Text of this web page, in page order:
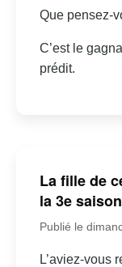
Que pensez-
C’est le
prédit.
La fille de
la 3e
Publié le
L’aviez-vous